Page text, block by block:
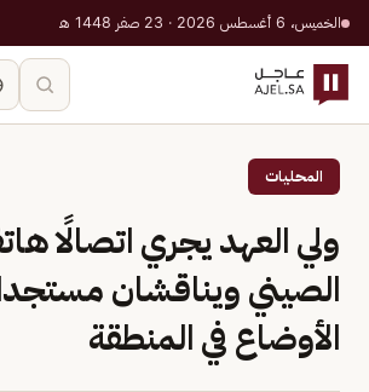
الخميس، 6 أغسطس 2026 · 23 صفر 1448 هـ
المحليات
ولي العهد يجري اتصالًا
الصيني ويناقشان
الأوضاع في المنطقة